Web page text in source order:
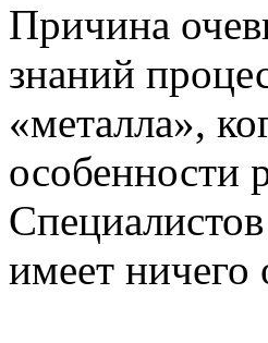
Причина
знаний
«металла»,
особенности
имеет